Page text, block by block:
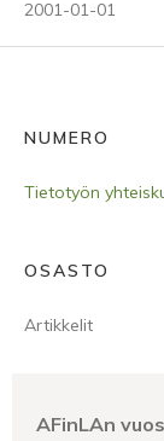
2001-01-01
NUMERO
Tietotyön
OSASTO
Artikkelit
AFinLAn